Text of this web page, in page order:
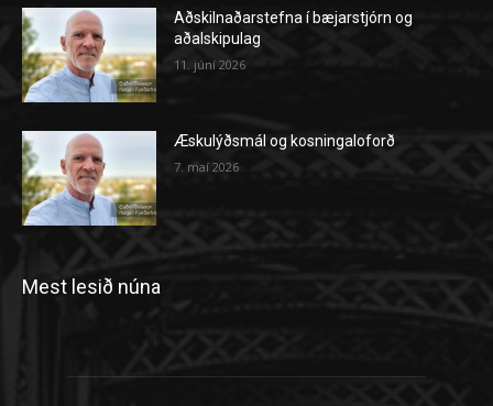
Aðskilnaðarstefna í bæjarstjórn og
aðalskipulag
11. júní 2026
Æskulýðsmál og kosningaloforð
7. maí 2026
Mest lesið núna